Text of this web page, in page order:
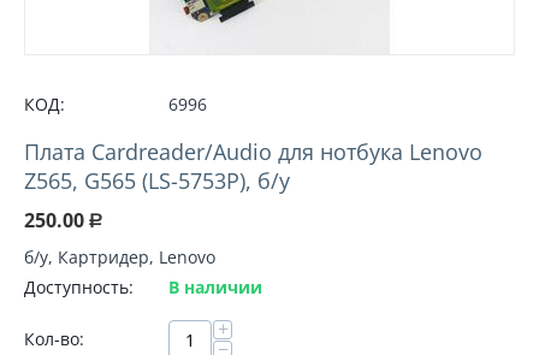
КОД: 6996
Плата Cardreader/Audio для нотбука Lenovo
Z565, G565 (LS-5753P), б/у
250.00 Р
б/у, Картридер, Lenovo
Доступность:
В наличии
Кол-во: +
−